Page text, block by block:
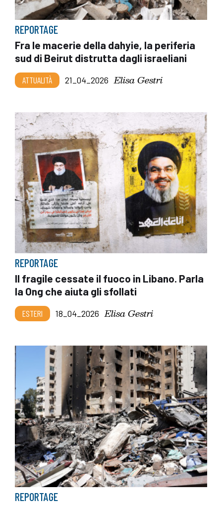
REPORTAGE
Fra le macerie della dahyie, la periferia
sud di Beirut distrutta dagli israeliani
ATTUALITÀ 21_04_2026 Elisa Gestri
REPORTAGE
Il fragile cessate il fuoco in Libano. Parla
la Ong che aiuta gli sfollati
ESTERI 18_04_2026 Elisa Gestri
REPORTAGE